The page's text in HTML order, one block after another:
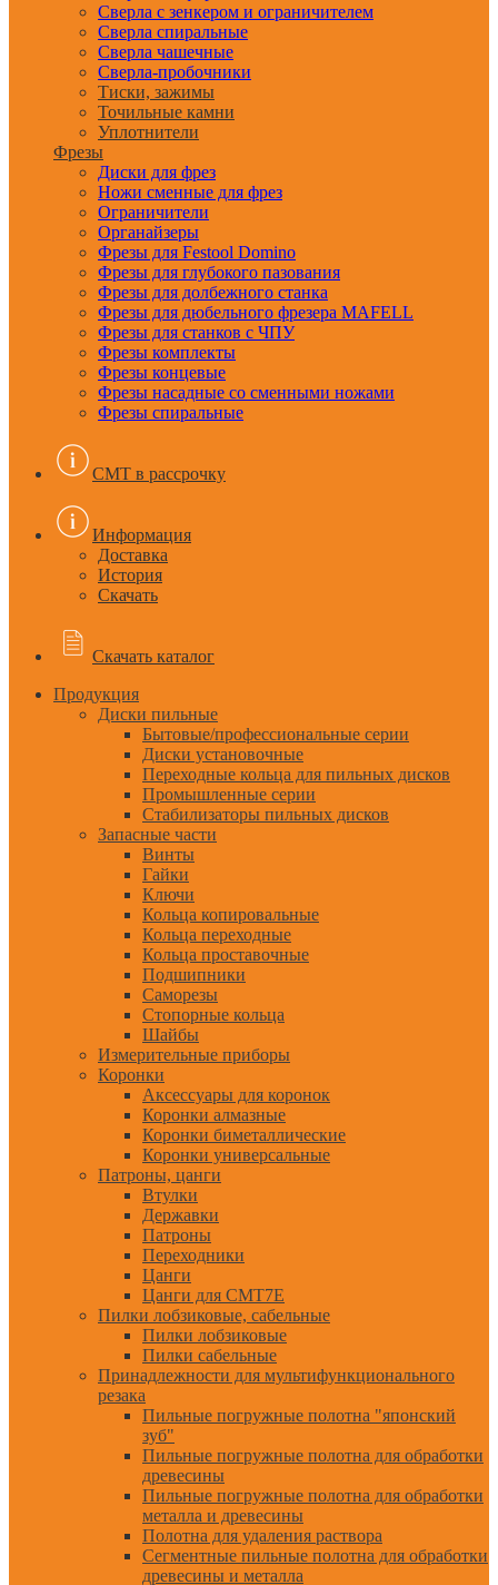
Сверла с зенкером и ограничителем
Сверла спиральные
Сверла чашечные
Сверла-пробочники
Тиски, зажимы
Точильные камни
Уплотнители
Фрезы
Диски для фрез
Ножи сменные для фрез
Ограничители
Органайзеры
Фрезы для Festool Domino
Фрезы для глубокого пазования
Фрезы для долбежного станка
Фрезы для дюбельного фрезера MAFELL
Фрезы для станков с ЧПУ
Фрезы комплекты
Фрезы концевые
Фрезы насадные со сменными ножами
Фрезы спиральные
CMT в рассрочку
Информация
Доставка
История
Скачать
Скачать каталог
Продукция
Диски пильные
Бытовые/профессиональные серии
Диски установочные
Переходные кольца для пильных дисков
Промышленные серии
Стабилизаторы пильных дисков
Запасные части
Винты
Гайки
Ключи
Кольца копировальные
Кольца переходные
Кольца проставочные
Подшипники
Саморезы
Стопорные кольца
Шайбы
Измерительные приборы
Коронки
Аксессуары для коронок
Коронки алмазные
Коронки биметаллические
Коронки универсальные
Патроны, цанги
Втулки
Державки
Патроны
Переходники
Цанги
Цанги для CMT7E
Пилки лобзиковые, сабельные
Пилки лобзиковые
Пилки сабельные
Принадлежности для мультифункционального
резака
Пильные погружные полотна "японский
зуб"
Пильные погружные полотна для обработки
древесины
Пильные погружные полотна для обработки
металла и древесины
Полотна для удаления раствора
Сегментные пильные полотна для обработки
древесины и металла